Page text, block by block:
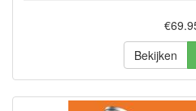
Bekijken